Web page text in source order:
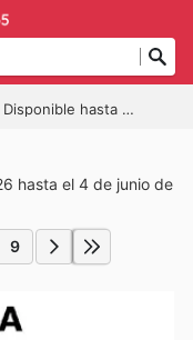
Disponible hasta el 04-06-2026
hasta el 4 de junio de
9